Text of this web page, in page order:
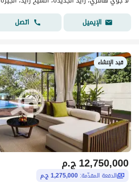
الإيميل
اتصل
قيد الإنشاء
ج.م12,750,000
الدفعة المقدّمة: 1,275,000 ج.م